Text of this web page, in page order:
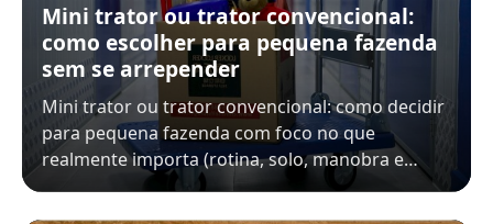
Mini trator ou trator convencional:
como escolher para pequena fazenda
sem se arrepender
Mini trator ou trator convencional: como decidir
para pequena fazenda com foco no que
realmente importa (rotina, solo, manobra e…